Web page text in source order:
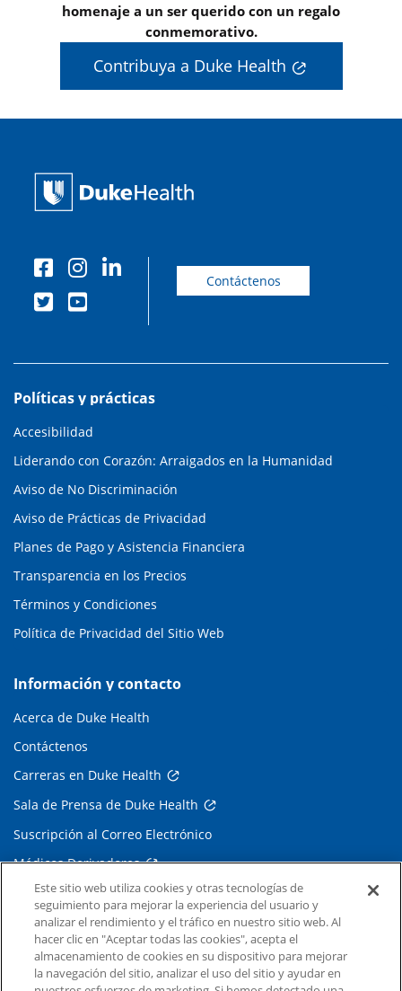
homenaje a un ser querido con un regalo
conmemorativo.
Contribuya a Duke Health
Contáctenos
Políticas y prácticas
Accesibilidad
Liderando con Corazón: Arraigados en la Humanidad
Aviso de No Discriminación
Aviso de Prácticas de Privacidad
Planes de Pago y Asistencia Financiera
Transparencia en los Precios
Términos y Condiciones
Política de Privacidad del Sitio Web
Información y contacto
Acerca de Duke Health
Contáctenos
Carreras en Duke Health
Sala de Prensa de Duke Health
Suscripción al Correo Electrónico
Médicos Derivadores
Enlaces relacionados
Duke Cancer Institute
Duke Children's
Este sitio web utiliza cookies y otras tecnologías de
seguimiento para mejorar la experiencia del usuario y
analizar el rendimiento y el tráfico en nuestro sitio web. Al
hacer clic en "Aceptar todas las cookies", acepta el
almacenamiento de cookies en su dispositivo para mejorar
la navegación del sitio, analizar el uso del sitio y ayudar en